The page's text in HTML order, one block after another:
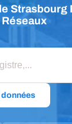
Strasbourg
Réseaux